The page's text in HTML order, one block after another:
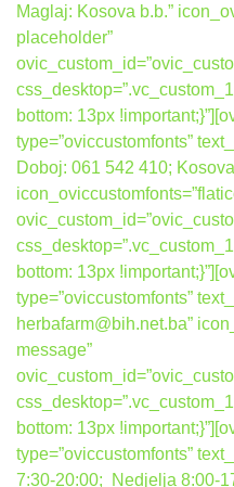
Maglaj: Kosova b.b.”
placeholder”
bottom: 13px
type=”oviccustomfonts”
Doboj: 061 542 410;
bottom: 13px
type=”oviccustomfonts”
herbafarm@bih.net.ba”
message”
bottom: 13px
type=”oviccustomfonts”
7:30-20:00; Nedjelja 8:00-